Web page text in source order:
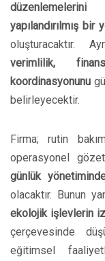
düzenlemelerini
yapılandırılmış
oluşturacaktır.
verimlilik,
koordinasyonunu
belirleyecektir.
Firma; rutin
operasyonel
günlük
olacaktır. Bunun
ekolojik işlevlerin
çerçevesinde
eğitimsel